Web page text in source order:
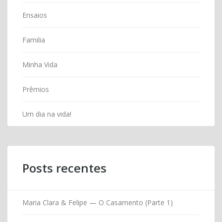
Ensaios
Familia
Minha Vida
Prêmios
Um dia na vida!
Posts recentes
Maria Clara & Felipe — O Casamento (Parte 1)